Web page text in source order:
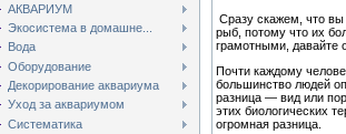
АКВАРИУМ
Экосистема в домашне...
Вода
Оборудование
Декорирование аквариума
Уход за аквариумом
Систематика
Сразу скажем, что вы
рыб, потому что их
грамотными, давайте
Почти каждому
большинство людей
разница — вид или
этих биологических
огромная разница.